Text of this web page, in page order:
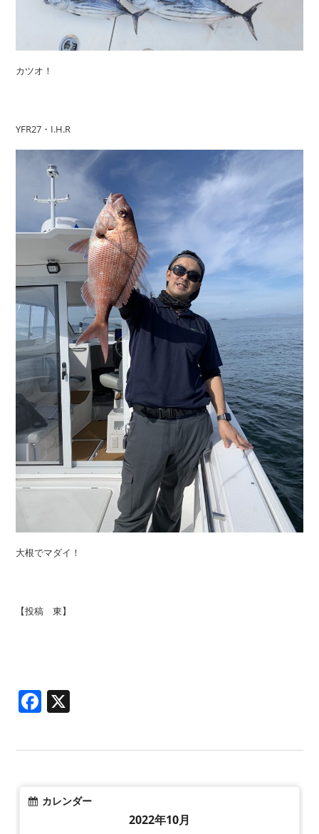
カツオ！
YFR27・I.H.R
大根でマダイ！
【投稿 東】
Facebook
カレンダー
2022年10月